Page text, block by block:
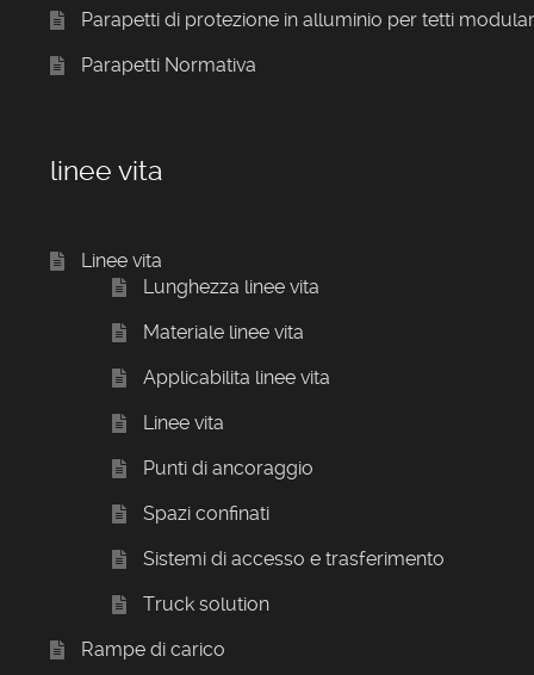
Parapetti di protezione in alluminio per tetti
Parapetti Normativa
linee vita
Linee vita
Lunghezza linee vita
Materiale linee vita
Applicabilita linee vita
Linee vita
Punti di ancoraggio
Spazi confinati
Sistemi di accesso e trasferimento
Truck solution
Rampe di carico